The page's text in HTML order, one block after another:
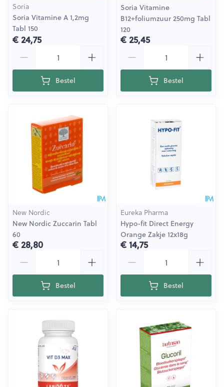
Soria
Soria Vitamine A 1,2mg
Tabl 150
€ 24,75
Bestel
Soria Vitamine
B12+foliumzuur 250mg Tabl
120
€ 25,45
Bestel
New Nordic
New Nordic Zuccarin Tabl
60
€ 28,80
Bestel
Eureka Pharma
Hypo-fit Direct Energy
Orange Zakje 12x18g
€ 14,75
Bestel